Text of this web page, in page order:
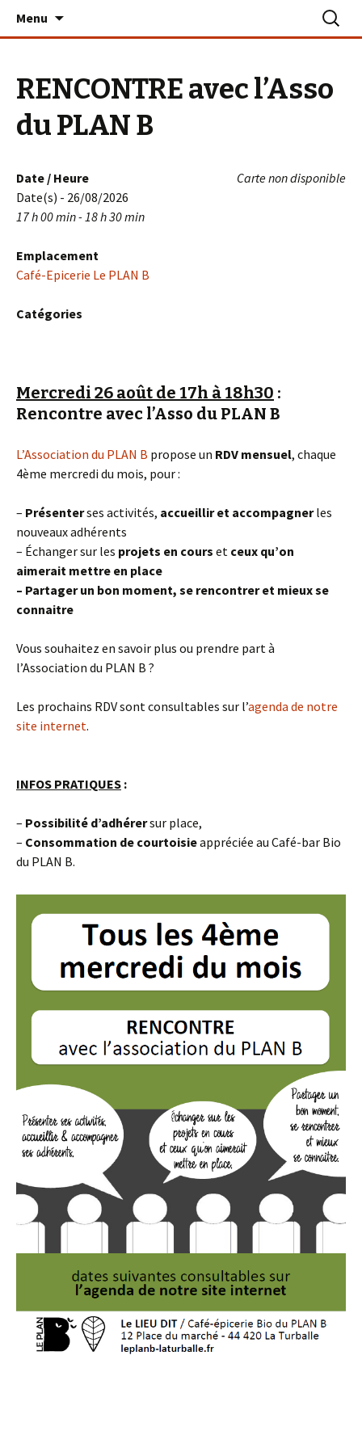
Le PLAN B – La Turballe
Menu
RENCONTRE avec l’Asso
du PLAN B
Carte non disponible
Date / Heure
Date(s) - 26/08/2026
17 h 00 min - 18 h 30 min
Emplacement
Café-Epicerie Le PLAN B
Catégories
Mercredi 26 août de 17h à 18h30 :
Rencontre avec l’Asso du PLAN B
L’Association du PLAN B propose un RDV mensuel, chaque
4ème mercredi du mois, pour :
– Présenterses activités, accueillir et accompagnerles
nouveaux adhérents
– Échanger sur les projets en cours et ceux qu’on
aimerait mettre en place
– Partager un bon moment, se rencontrer et mieux se
connaitre
Vous souhaitez en savoir plus ou prendre part à
l’Association du PLAN B ?
Les prochains RDV sont consultables sur l’agenda de notre
site internet.
INFOS PRATIQUES :
– Possibilité d’adhérersur place,
– Consommation de courtoisieappréciée au Café-bar Bio
du PLAN B.